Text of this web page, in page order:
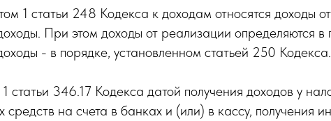
1 статьи 248 Кодекса к доходам относятся доходы
При этом доходы от реализации определяются
- в порядке, установленном статьей 250 Кодекса.
статьи 346.17 Кодекса датой получения доходов у
средств на счета в банках и (или) в кассу, получения